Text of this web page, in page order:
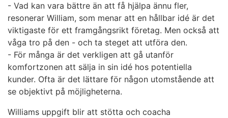
- Vad kan vara bättre än att få hjälpa ännu fler,
resonerar William, som menar att en hållbar idé är det
viktigaste för ett framgångsrikt företag. Men också att
våga tro på den - och ta steget att utföra den.
- För många är det verkligen att gå utanför
komfortzonen att sälja in sin idé hos potentiella
kunder. Ofta är det lättare för någon utomstående att
se objektivt på möjligheterna.
Williams uppgift blir att stötta och coacha